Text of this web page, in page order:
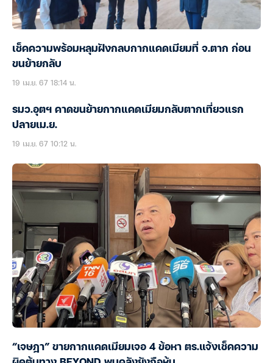
เช็คความพร้อมหลุมฝังกลบกากแคดเมียมที่ จ.ตาก ก่อน
ขนย้ายกลับ
19 เม.ย. 67 18:14 น.
รมว.อุตฯ คาดขนย้ายกากแคดเมียมกลับตากเที่ยวแรก
ปลายเม.ย.
19 เม.ย. 67 10:12 น.
“เจษฎา” ขายกากแคดเมียมเจอ 4 ข้อหา ตร.แจ้งเช็คความ